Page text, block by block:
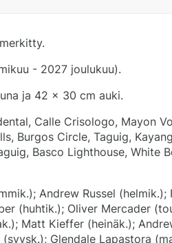
- 2027 joulukuu).
ja 42 x 30 cm auki.
Calle Crisologo, Mayon
Burgos Circle, Taguig,
Basco Lighthouse, White
Andrew Russel (helmik.);
(huhtik.); Oliver Mercader
Matt Kieffer (heinäk.);
Glendale Lapastora